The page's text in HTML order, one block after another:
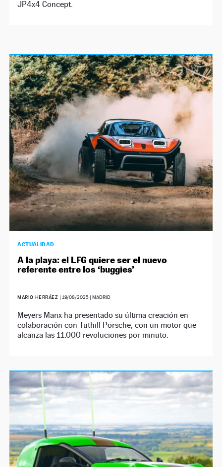
JP4x4 Concept.
ACTUALIDAD
A la playa: el LFG quiere ser el nuevo
referente entre los ‘buggies’
MARIO HERRÁEZ | 19/08/2025| MADRID
Meyers Manx ha presentado su última creación en
colaboración con Tuthill Porsche, con un motor que
alcanza las 11.000 revoluciones por minuto.